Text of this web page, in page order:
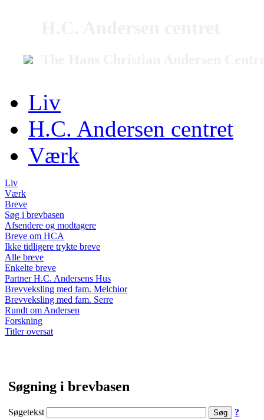
Liv
H.C. Andersen centret
Værk
Liv
Værk
Breve
Søg i brevbasen
Afsendere og modtagere
Breve om HCA
Ikke tidligere trykte breve
Alle breve
Enkelte breve
Partner H.C. Andersens Hus
Brevveksling med fam. Melchior
Brevveksling med fam. Serre
Rundt om Andersen
Forskning
Titler oversat
Søgning i brevbasen
Søgetekst ?